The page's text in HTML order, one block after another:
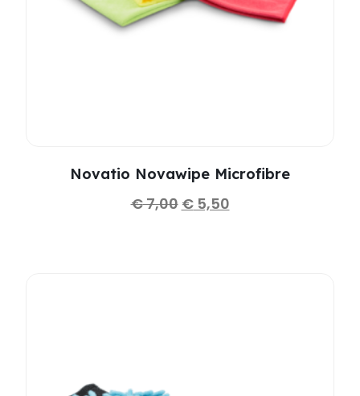
Novatio Novawipe Microfibre
€7,00 €5,50